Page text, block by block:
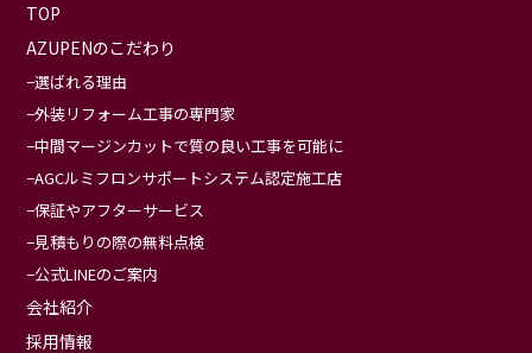
TOP
AZUPENのこだわり
選ばれる理由
外装リフォーム工事の専門家
中間マージンカットで質の良い工事を可能に
AGCルミフロンサポートシステム認定施工店
保証やアフターサービス
見積もりの際の無料点検
公式LINEのご案内
会社紹介
採用情報